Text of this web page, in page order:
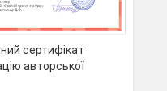
сертифікат
авторської